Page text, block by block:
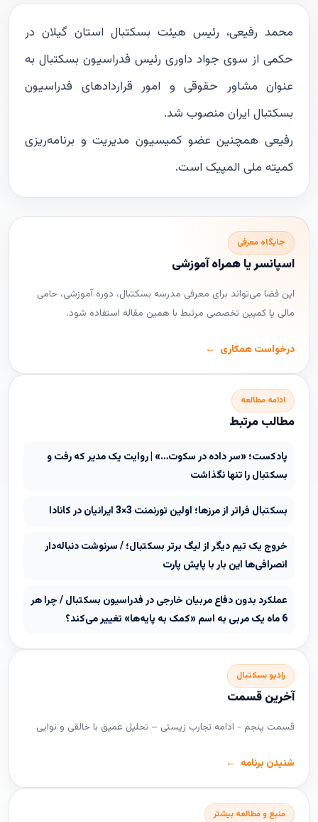
محمد رفیعی، رئیس هیئت بسکتبال استان گیلان در
حکمی از سوی جواد داوری رئیس فدراسیون بسکتبال به
عنوان مشاور حقوقی و امور قراردادهای فدراسیون
بسکتبال ایران منصوب شد.
رفیعی همچنین عضو کمیسیون مدیریت و برنامه‌ریزی
کمیته ملی المپیک است.
جایگاه معرفی
اسپانسر یا همراه آموزشی
این فضا می‌تواند برای معرفی مدرسه بسکتبال، دوره آموزشی، حامی
مالی یا کمپین تخصصی مرتبط با همین مقاله استفاده شود.
درخواست همکاری
ادامه مطالعه
مطالب مرتبط
پادکست؛ «سر داده در سکوت…» | روایت یک مدیر که رفت و
بسکتبال را تنها نگذاشت
بسکتبال فراتر از مرزها؛ اولین تورنمنت 3×3 ایرانیان در کانادا
خروج یک تیم دیگر از لیگ برتر بسکتبال؛ / سرنوشت دنباله‌دار
انصرافی‌ها این بار با پایش پارت
عملکرد بدون دفاع مربیان خارجی در فدراسیون بسکتبال / چرا هر
6 ماه یک مربی به اسم «کمک به پایه‌ها» تغییر می‌کند؟
رادیو بسکتبال
آخرین قسمت
قسمت پنجم - ادامه تجارب زیستی – تحلیل عمیق با خالقی و نوایی
شنیدن برنامه
منبع و مطالعه بیشتر